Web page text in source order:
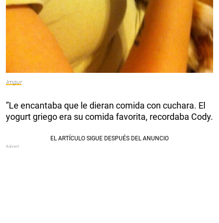
Imgur
”Le encantaba que le dieran comida con cuchara. El
yogurt griego era su comida favorita, recordaba Cody.